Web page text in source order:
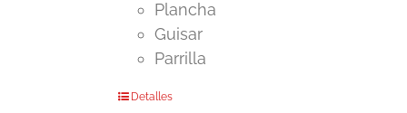
en
página
producto
Plancha
Guisar
Parrilla
Este
Detalles